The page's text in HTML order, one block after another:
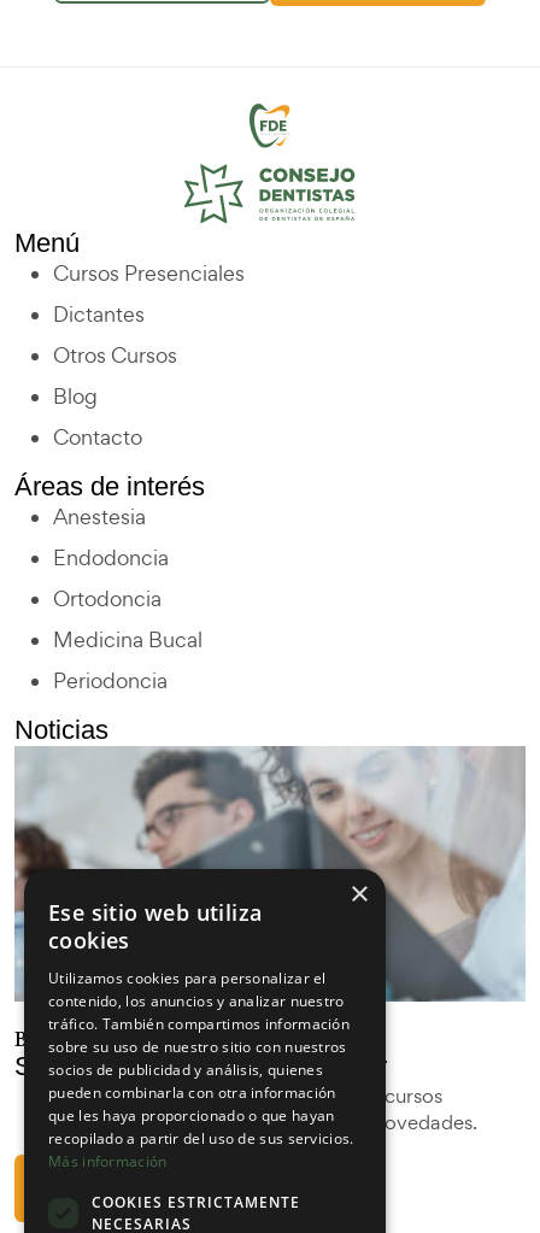
Menú
Cursos Presenciales
Dictantes
Otros Cursos
Blog
Contacto
Áreas de interés
Anestesia
Endodoncia
Ortodoncia
Medicina Bucal
Periodoncia
Noticias
Bienvenid@ al curso 2025/2026
Suscríbete a nuestra Newsletter
Mantente informado con los últimos cursos
presenciales, webinars y las últimas novedades.
×
Ese sitio web utiliza
cookies
Utilizamos cookies para personalizar el
contenido, los anuncios y analizar nuestro
tráfico. También compartimos información
sobre su uso de nuestro sitio con nuestros
socios de publicidad y análisis, quienes
pueden combinarla con otra información
que les haya proporcionado o que hayan
recopilado a partir del uso de sus servicios.
Más información
COOKIES ESTRICTAMENTE
NECESARIAS